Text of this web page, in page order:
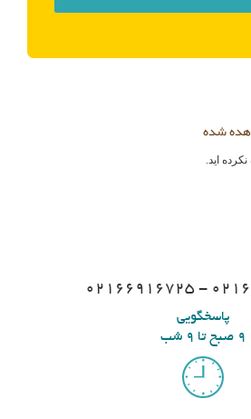
شده
اید.
02166916725 -
پاسخگویی
9 صبح تا 9 شب